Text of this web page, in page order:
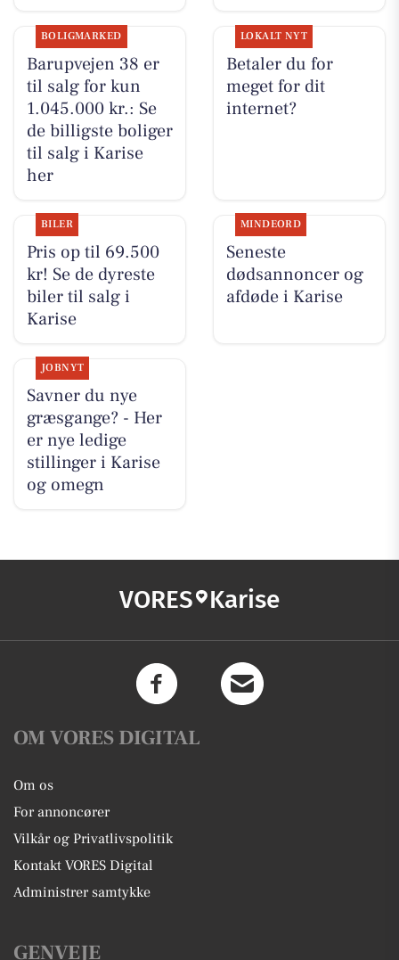
BOLIGMARKED
Barupvejen 38 er
til salg for kun
1.045.000 kr.: Se
de billigste boliger
til salg i Karise
her
LOKALT NYT
Betaler du for
meget for dit
internet?
BILER
Pris op til 69.500
kr! Se de dyreste
biler til salg i
Karise
MINDEORD
Seneste
dødsannoncer og
afdøde i Karise
JOBNYT
Savner du nye
græsgange? - Her
er nye ledige
stillinger i Karise
og omegn
VORES Karise
OM VORES DIGITAL
Om os
For annoncører
Vilkår og Privatlivspolitik
Kontakt VORES Digital
Administrer samtykke
GENVEJE